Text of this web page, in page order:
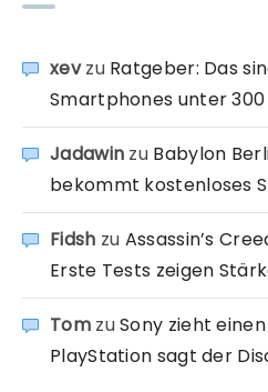
xevzu Ratgeber: Das
Smartphones unter 300
Jadawin zu Babylon
bekommt kostenloses
Fidsh zu Assassin’s
Erste Tests zeigen
TomzuSony zieht
PlayStation sagt der